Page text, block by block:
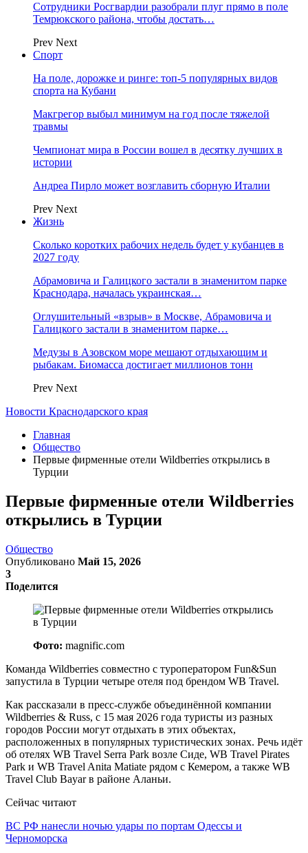
Сотрудники Росгвардии разобрали плуг прямо в поле
Темрюкского района, чтобы достать…
Prev Next
Спорт
На поле, дорожке и ринге: топ-5 популярных видов
спорта на Кубани
Макгрегор выбыл минимум на год после тяжелой
травмы
Чемпионат мира в России вошел в десятку лучших в
истории
Андреа Пирло может возглавить сборную Италии
Prev Next
Жизнь
Сколько коротких рабочих недель будет у кубанцев в
2027 году
Абрамовича и Галицкого застали в знаменитом парке
Краснодара, началась украинская…
Оглушительный «взрыв» в Москве, Абрамовича и
Галицкого застали в знаменитом парке…
Медузы в Азовском море мешают отдыхающим и
рыбакам. Биомасса достигает миллионов тонн
Prev Next
Новости Краснодарского края
Главная
Общество
Первые фирменные отели Wildberries открылись в
Турции
Первые фирменные отели Wildberries
открылись в Турции
Общество
Опубликовано Май 15, 2026
3
Поделится
Фото: magnific.com
Команда Wildberries совместно с туроператором Fun&Sun
запустила в Турции четыре отеля под брендом WB Travel.
Как рассказали в пресс-службе объединённой компании
Wildberries & Russ, с 15 мая 2026 года туристы из разных
городов России могут отдыхать в этих объектах,
расположенных в популярных туристических зонах. Речь идёт
об отелях WB Travel Serra Park возле Сиде, WB Travel Pirates
Park и WB Travel Anita Matiate рядом с Кемером, а также WB
Travel Club Bayar в районе Аланьи.
Сейчас читают
ВС РФ нанесли ночью удары по портам Одессы и
Черноморска